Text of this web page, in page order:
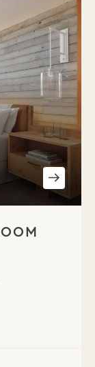
OCEAN VIEW
1284
1284OCEAN